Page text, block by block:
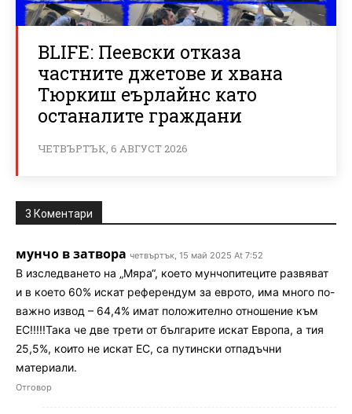
BLIFE: Пеевски отказа
частните джетове и хвана
Тюркиш еърлайнс като
останалите граждани
ЧЕТВЪРТЪК, 6 АВГУСТ 2026
3 Коментари
мунчо в затвора четвъртък, 15 май 2025 At 7:52
В изследването на „Мяра“, което мунчопитеците развяват
и в което 60% искат референдум за еврото, има много по-
важно извод – 64,4% имат положително отношение към
ЕС!!!!!Така че две трети от българите искат Европа, а тия
25,5%, които не искат ЕС, са путински отпадъчни
материали.
Отговор